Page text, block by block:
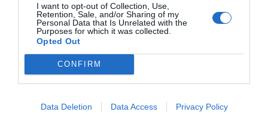
I want to opt-out of Collection, Use,
Retention, Sale, and/or Sharing of my
Personal Data that Is Unrelated with the
Purposes for which it was collected.
Opted Out
CONFIRM
Data Deletion Data Access Privacy Policy